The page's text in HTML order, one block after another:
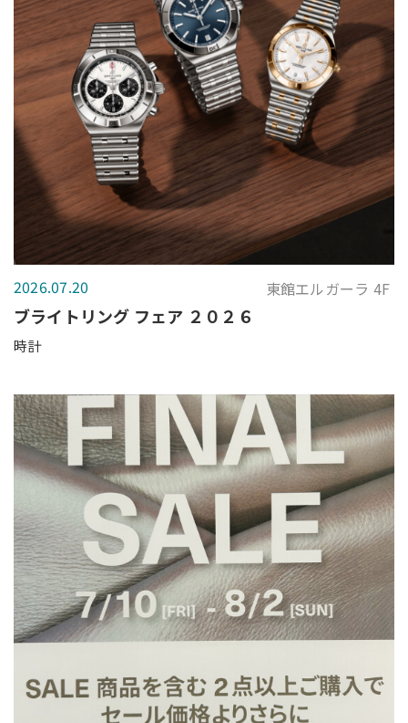
2026.07.20 東館エルガーラ 4F
ブライトリング フェア ２０２６
時計